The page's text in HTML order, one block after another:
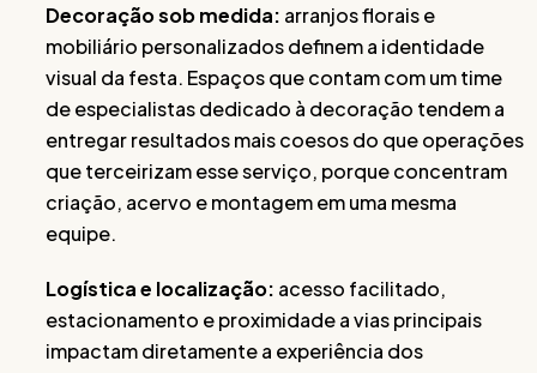
Decoração sob medida: arranjos florais e
mobiliário personalizados definem a identidade
visual da festa. Espaços que contam com um time
de especialistas dedicado à decoração tendem a
entregar resultados mais coesos do que operações
que terceirizam esse serviço, porque concentram
criação, acervo e montagem em uma mesma
equipe.
Logística e localização: acesso facilitado,
estacionamento e proximidade a vias principais
impactam diretamente a experiência dos